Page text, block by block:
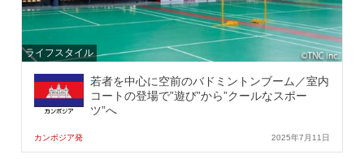
ライフスタイル
若者を中心に空前のバドミントンブーム／室内
コートの登場で”遊び”から”クールなスポー
ツ”へ
カンボジア発 2025年7月11日